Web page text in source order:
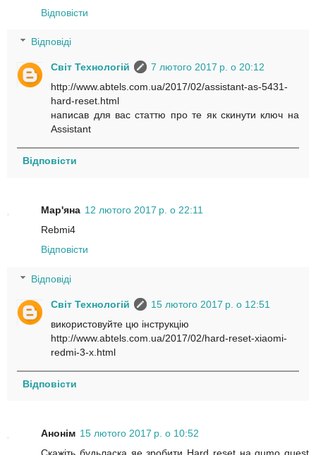
Відповісти
Відповіді
Світ Технологій
7 лютого 2017 р. о 20:12
http://www.abtels.com.ua/2017/02/assistant-as-5431-
hard-reset.html
написав для вас статтю про те як скинути ключ на
Assistant
Відповісти
Мар'яна 12 лютого 2017 р. о 22:11
Rebmi4
Відповісти
Відповіді
Світ Технологій
15 лютого 2017 р. о 12:51
використовуйте цю інструкцію
http://www.abtels.com.ua/2017/02/hard-reset-xiaomi-
redmi-3-x.html
Відповісти
Анонім 15 лютого 2017 р. о 10:52